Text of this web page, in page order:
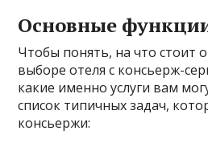
Основные
Чтобы понять, на что стоит
выборе отеля с консьерж-
какие именно услуги вам
список типичных задач,
консьержи: